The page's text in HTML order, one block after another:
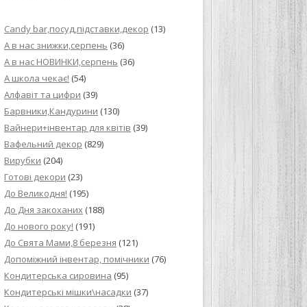
ДЛЯ
НА ОСНОВІ
ПИРОГА З
БАГАТО
Candy bar,посуд,підставки,декор (13)
А в нас знижки,серпень (36)
А в нас НОВИНКИ,серпень (36)
А школа чекає! (54)
Алфавіт та цифри (39)
Барвники,Кандурини (130)
Вайнери+інвентар для квітів (39)
Вафельний декор (829)
Вирубки (204)
Готові декори (23)
До Великодня! (195)
До Дня закоханих (188)
До нового року! (191)
До Свята Мами,8 березня (121)
Допоміжний інвентар, помічники (76)
Кондитерська сировина (95)
Кондитерські мішки\насадки (37)